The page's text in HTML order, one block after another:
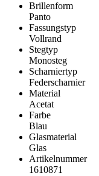
Brillenform
Panto
Fassungstyp
Vollrand
Stegtyp
Monosteg
Scharniertyp
Federscharnier
Material
Acetat
Farbe
Blau
Glasmaterial
Glas
Artikelnummer
1610871